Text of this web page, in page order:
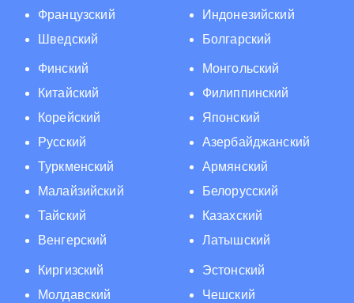
Французский
Шведский
Индонезийский
Болгарский
Финский
Китайский
Корейский
Русский
Туркменский
Малайзийский
Тайский
Венгерский
Монгольский
Филиппинский
Японский
Азербайджанский
Армянский
Белорусский
Казахский
Латышский
Киргизский
Молдавский
Эстонский
Чешский